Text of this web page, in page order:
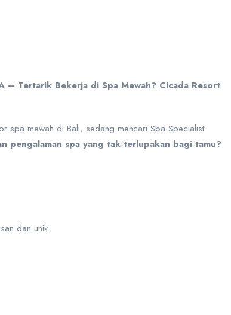
– Tertarik Bekerja di Spa Mewah? Cicada Resort
spa mewah di Bali, sedang mencari Spa Specialist
pengalaman spa yang tak terlupakan bagi tamu?
dan unik.